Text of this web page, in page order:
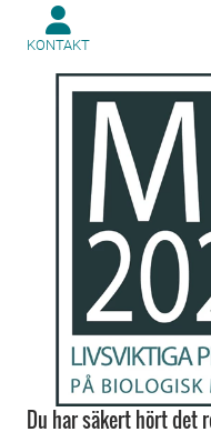
KONTAKT
Du har säkert hört det